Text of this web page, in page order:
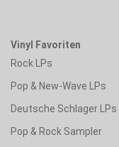
Vinyl Favoriten
Rock LPs
Pop & New-Wave LPs
Deutsche Schlager LPs
Pop & Rock Sampler